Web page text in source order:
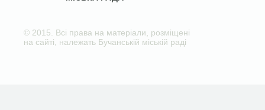
© 2015. Всі права на матеріали, розміщені
на сайті, належать Бучанській міській раді